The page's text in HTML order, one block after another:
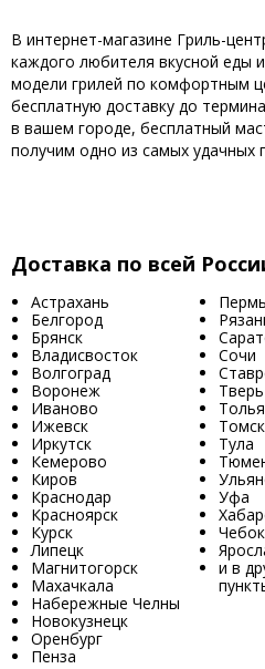
В интернет-магазине Гриль-
каждого любителя вкусной еды
модели грилей по комфортным
бесплатную доставку до
в вашем городе, бесплатный
получим одно из самых удачных
Доставка по всей
Астрахань
Белгород
Брянск
Владисвосток
Волгоград
Воронеж
Иваново
Ижевск
Иркутск
Кемерово
Киров
Краснодар
Красноярск
Курск
Липецк
Магнитогорск
Махачкала
Набережные Челны
Новокузнецк
Оренбург
Пенза
Пермь
Сочи
Тверь
Томск
Тула
Уфа
и в